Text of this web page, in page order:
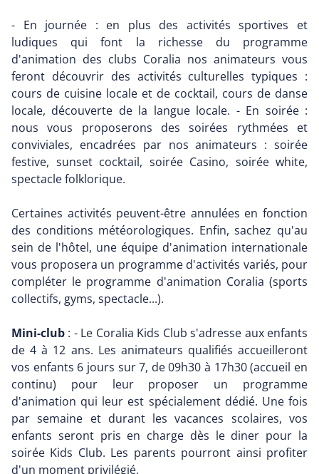
- En journée : en plus des activités sportives et
ludiques qui font la richesse du programme
d'animation des clubs Coralia nos animateurs vous
feront découvrir des activités culturelles typiques :
cours de cuisine locale et de cocktail, cours de danse
locale, découverte de la langue locale. - En soirée :
nous vous proposerons des soirées rythmées et
conviviales, encadrées par nos animateurs : soirée
festive, sunset cocktail, soirée Casino, soirée white,
spectacle folklorique.
Certaines activités peuvent-être annulées en fonction
des conditions météorologiques. Enfin, sachez qu'au
sein de l'hôtel, une équipe d'animation internationale
vous proposera un programme d'activités variés, pour
compléter le programme d'animation Coralia (sports
collectifs, gyms, spectacle...).
Mini-club : - Le Coralia Kids Club s'adresse aux enfants
de 4 à 12 ans. Les animateurs qualifiés accueilleront
vos enfants 6 jours sur 7, de 09h30 à 17h30 (accueil en
continu) pour leur proposer un programme
d'animation qui leur est spécialement dédié. Une fois
par semaine et durant les vacances scolaires, vos
enfants seront pris en charge dès le diner pour la
soirée Kids Club. Les parents pourront ainsi profiter
d'un moment privilégié.